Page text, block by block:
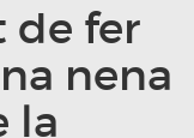
de fer
nena
la